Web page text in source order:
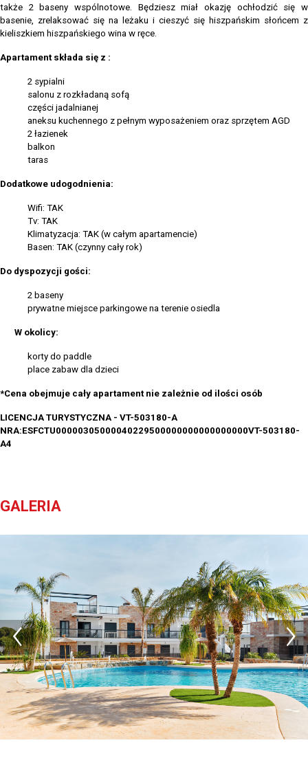
także 2 baseny wspólnotowe. Będziesz miał okazję ochłodzić się w
basenie, zrelaksować się na leżaku i cieszyć się hiszpańskim słońcem z
kieliszkiem hiszpańskiego wina w ręce.
Apartament składa się z :
2 sypialni
salonu z rozkładaną sofą
części jadalnianej
aneksu kuchennego z pełnym wyposażeniem oraz sprzętem AGD
2 łazienek
balkon
taras
Dodatkowe udogodnienia:
Wifi: TAK
Tv: TAK
Klimatyzacja: TAK (w całym apartamencie)
Basen: TAK (czynny cały rok)
Do dyspozycji gości:
2 baseny
prywatne miejsce parkingowe na terenie osiedla
W okolicy:
korty do paddle
place zabaw dla dzieci
*Cena obejmuje cały apartament nie zależnie od ilości osób
LICENCJA TURYSTYCZNA - VT-503180-A
NRA:ESFCTU00000305000040229500000000000000000VT-503180-
A4
GALERIA